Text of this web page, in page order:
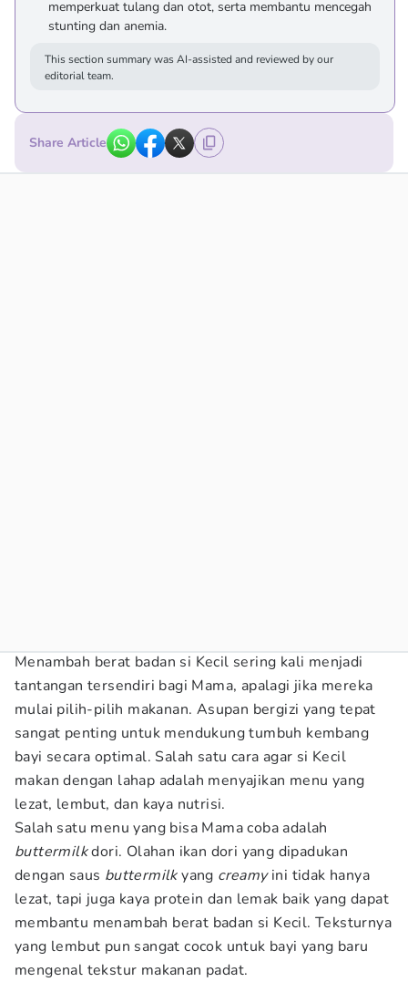
memperkuat tulang dan otot, serta membantu mencegah
stunting dan anemia.
This section summary was AI-assisted and reviewed by our
editorial team.
Share Article
Menambah berat badan si Kecil sering kali menjadi
tantangan tersendiri bagi Mama, apalagi jika mereka
mulai pilih-pilih makanan. Asupan bergizi yang tepat
sangat penting untuk mendukung tumbuh kembang
bayi secara optimal. Salah satu cara agar si Kecil
makan dengan lahap adalah menyajikan menu yang
lezat, lembut, dan kaya nutrisi.
Salah satu menu yang bisa Mama coba adalah
buttermilkdori. Olahan ikan dori yang dipadukan
dengan saus buttermilkyang creamyini tidak hanya
lezat, tapi juga kaya protein dan lemak baik yang dapat
membantu menambah berat badan si Kecil. Teksturnya
yang lembut pun sangat cocok untuk bayi yang baru
mengenal tekstur makanan padat.